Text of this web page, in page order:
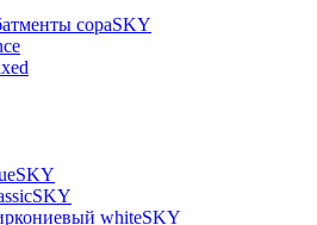
copaSKY
whiteSKY